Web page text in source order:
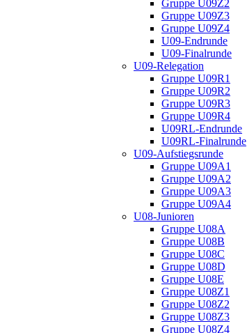
Gruppe U09Z2
Gruppe U09Z3
Gruppe U09Z4
U09-Endrunde
U09-Finalrunde
U09-Relegation
Gruppe U09R1
Gruppe U09R2
Gruppe U09R3
Gruppe U09R4
U09RL-Endrunde
U09RL-Finalrunde
U09-Aufstiegsrunde
Gruppe U09A1
Gruppe U09A2
Gruppe U09A3
Gruppe U09A4
U08-Junioren
Gruppe U08A
Gruppe U08B
Gruppe U08C
Gruppe U08D
Gruppe U08E
Gruppe U08Z1
Gruppe U08Z2
Gruppe U08Z3
Gruppe U08Z4